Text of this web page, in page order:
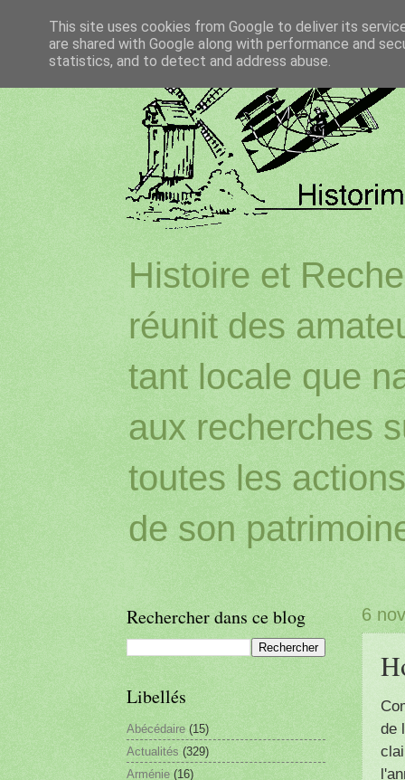
Histoire et
réunit des
tant locale que
aux recherches
toutes les
de son
6
de
Rechercher dans ce blog
Libellés
Abécédaire (15)
Actualités (329)
Arménie (16)
This site uses cookies from Google to deliver its
are shared with Google along with performance and
statistics, and to detect and address abuse.